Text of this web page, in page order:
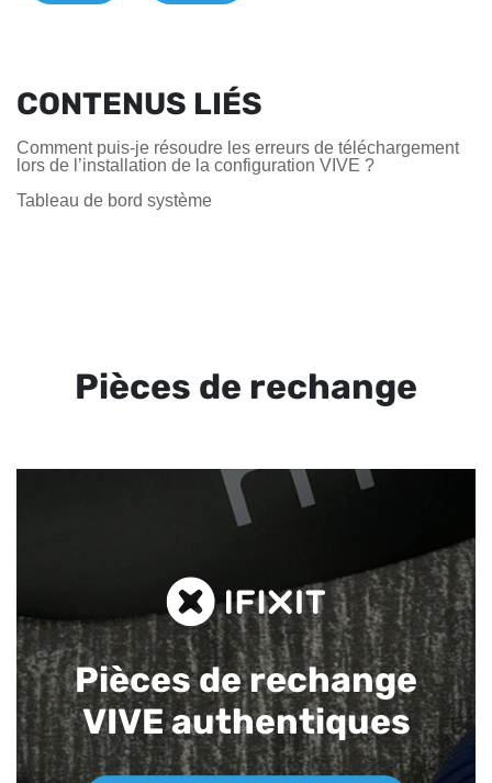
CONTENUS LIÉS
Comment puis-je résoudre les erreurs de téléchargement
lors de l’installation de la configuration VIVE ?
Tableau de bord système
Pièces de rechange
Pièces de rechange
VIVE authentiques​